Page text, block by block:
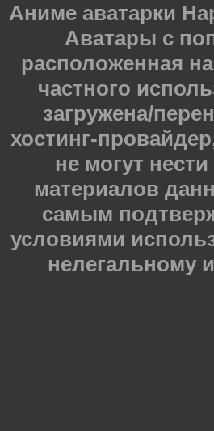
Аниме аватарки
Аватары с
расположенная
частного
загружена/
хостинг-
не могут
материалов
самым
условиями
нелегальному